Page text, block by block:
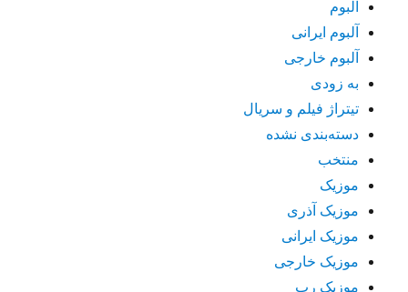
آلبوم
آلبوم ایرانی
آلبوم خارجی
به زودی
تیتراژ فیلم و سریال
دسته‌بندی نشده
منتخب
موزیک
موزیک آذری
موزیک ایرانی
موزیک خارجی
موزیک رپ